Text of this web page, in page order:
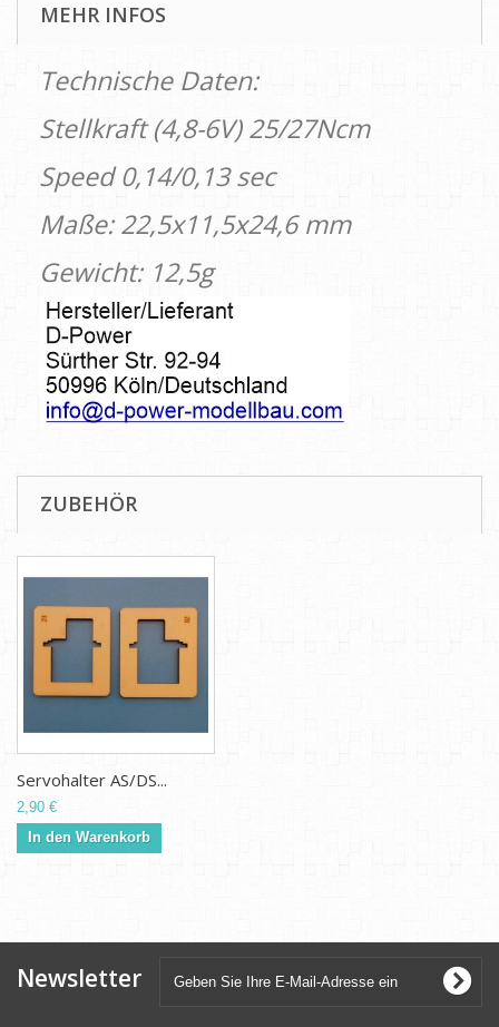
MEHR INFOS
Technische Daten:
Stellkraft (4,8-6V) 25/27Ncm
Speed 0,14/0,13 sec
Maße: 22,5x11,5x24,6 mm
Gewicht: 12,5g
ZUBEHÖR
Servohalter AS/DS...
2,90 €
In den Warenkorb
Newsletter